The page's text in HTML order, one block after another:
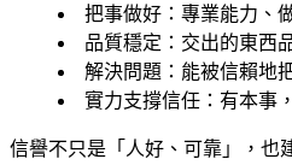
把事做好 ：專業能力、
品質穩定 ：交出的東西
解決問題 ：能被信賴地
實力支撐信任 ：有本事
信譽不只是「人好、可靠」，